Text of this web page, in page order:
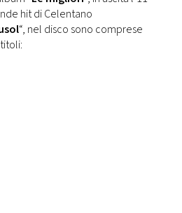
hit di Celentano
“, nel disco sono comprese